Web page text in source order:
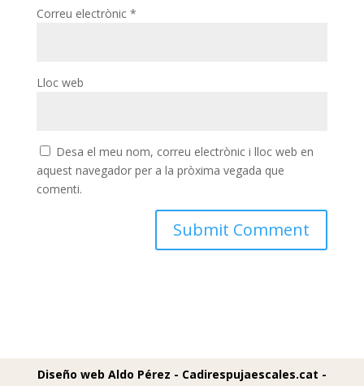
Correu electrònic *
Lloc web
Desa el meu nom, correu electrònic i lloc web en
aquest navegador per a la pròxima vegada que
comenti.
Diseño web Aldo Pérez - Cadirespujaescales.cat -